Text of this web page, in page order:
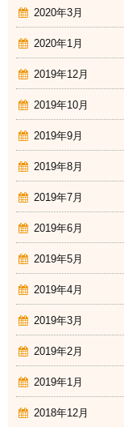
2020年3月
2020年1月
2019年12月
2019年10月
2019年9月
2019年8月
2019年7月
2019年6月
2019年5月
2019年4月
2019年3月
2019年2月
2019年1月
2018年12月